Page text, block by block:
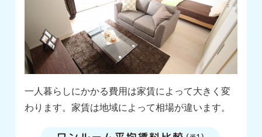
一人暮らしにかかる費用は家賃によって大きく変
わります。家賃は地域によって相場が違います。